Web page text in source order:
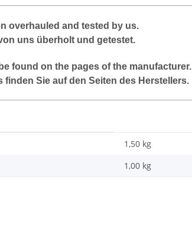
overhauled and tested by us.
uns überholt und getestet.
found on the pages of the manufacturer.
Sie auf den Seiten des Herstellers.
1,50 kg
1,00 kg